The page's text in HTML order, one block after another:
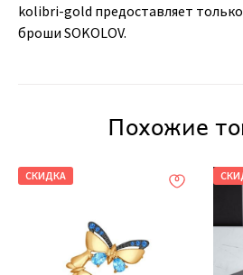
kolibri-gold предоставляет
броши SOKOLOV.
Похожие
СКИДКА